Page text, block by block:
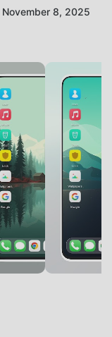
November 8, 2025